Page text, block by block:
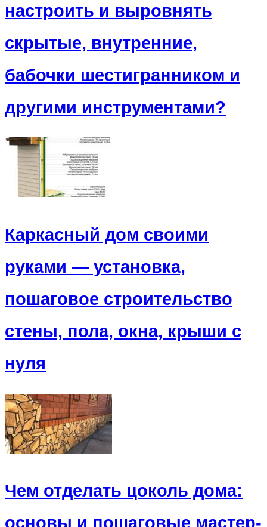
настроить и выровнять
скрытые, внутренние,
бабочки шестигранником и
другими инструментами?
Каркасный дом своими
руками — установка,
пошаговое строительство
стены, пола, окна, крыши с
нуля
Чем отделать цоколь дома:
основы и пошаговые мастер-